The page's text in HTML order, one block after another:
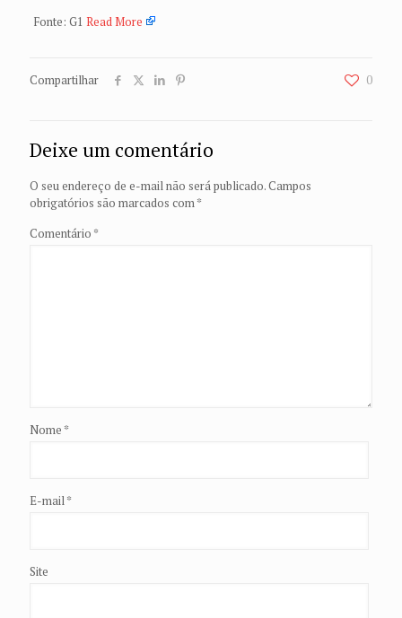
Fonte: G1 Read More
Compartilhar 0
Deixe um comentário
O seu endereço de e-mail não será publicado.Campos
obrigatórios são marcados com*
Comentário *
Nome *
E-mail*
Site